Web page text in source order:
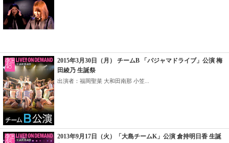
2015年3月30日（月） チームB 「パジャマドライブ」公演 梅
田綾乃 生誕祭
出演者：福岡聖菜 大和田南那 小笠...
2013年9月17日（火）「大島チームK」公演 倉持明日香 生誕